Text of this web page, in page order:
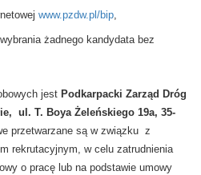
www.pzdw.pl/bip,
żadnego kandydata bez
jest Podkarpacki Zarząd Dróg
ul. T. Boya Żeleńskiego 19a, 35-
przetwarzane są w związku z
rekrutacyjnym, w celu zatrudnienia
o pracę lub na podstawie umowy